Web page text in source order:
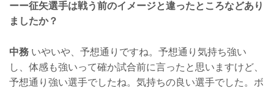
ーー征矢選手は戦う前のイメージと違ったところなどあり
ましたか？
中務 いやいや、予想通りですね。予想通り気持ち強い
し、体感も強いって確か試合前に言ったと思いますけど、
予想通り強い選手でしたね。気持ちの良い選手でした。ボ